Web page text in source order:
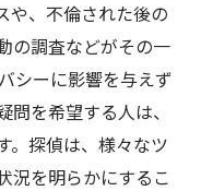
や、不倫された後の
の調査などがその一
シーに影響を与えず
を希望する人は、
。探偵は、様々なツ
況を明らかにするこ